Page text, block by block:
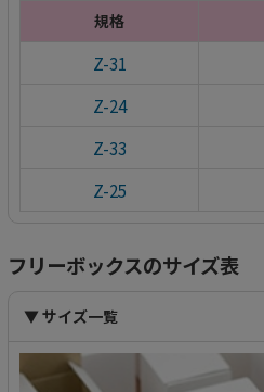
規格
Z-31
Z-24
Z-33
Z-25
フリーボックスのサイズ表
▼ サイズ一覧